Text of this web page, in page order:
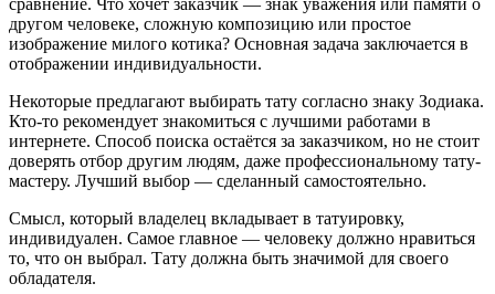
другом человеке, сложную композицию или простое
изображение милого котика? Основная задача заключается в
отображении индивидуальности.
Некоторые предлагают выбирать тату согласно знаку Зодиака.
Кто-то рекомендует знакомиться с лучшими работами в
интернете. Способ поиска остаётся за заказчиком, но не стоит
доверять отбор другим людям, даже профессиональному тату-
мастеру. Лучший выбор — сделанный самостоятельно.
Смысл, который владелец вкладывает в татуировку,
индивидуален. Самое главное — человеку должно нравиться
то, что он выбрал. Тату должна быть значимой для своего
обладателя.